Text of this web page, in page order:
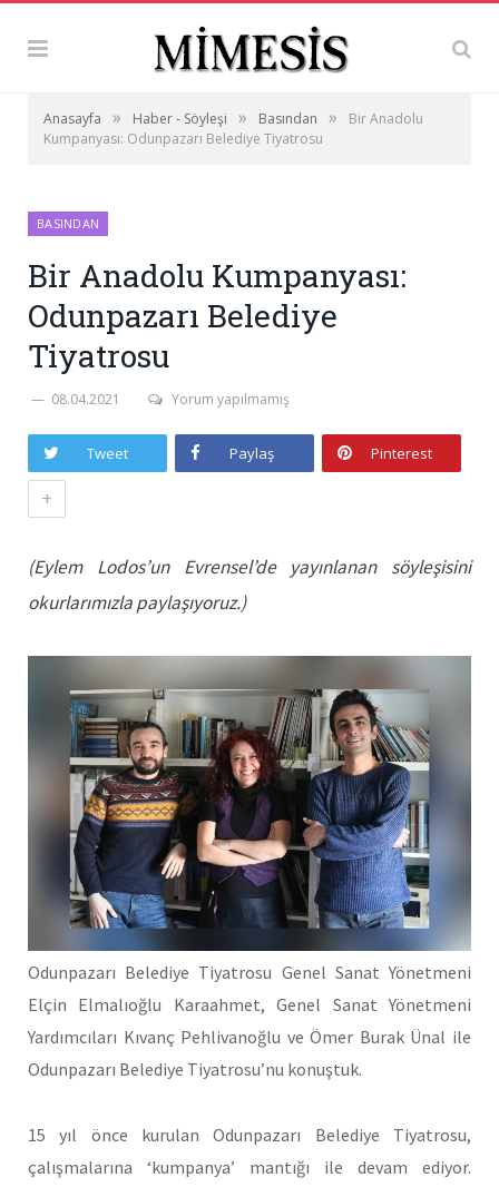
Anasayfa » Haber - Söyleşi » Basından »
Bir Anadolu
Kumpanyası: Odunpazarı Belediye Tiyatrosu
BASINDAN
Bir Anadolu Kumpanyası:
Odunpazarı Belediye
Tiyatrosu
08.04.2021 Yorum yapılmamış
Tweet Paylaş Pinterest
+
(Eylem Lodos’un Evrensel’de yayınlanan söyleşisini
okurlarımızla paylaşıyoruz.)
Odunpazarı Belediye Tiyatrosu Genel Sanat Yönetmeni
Elçin Elmalıoğlu Karaahmet, Genel Sanat Yönetmeni
Yardımcıları Kıvanç Pehlivanoğlu ve Ömer Burak Ünal ile
Odunpazarı Belediye Tiyatrosu’nu konuştuk.
15 yıl önce kurulan Odunpazarı Belediye Tiyatrosu,
çalışmalarına ‘kumpanya’ mantığı ile devam ediyor.